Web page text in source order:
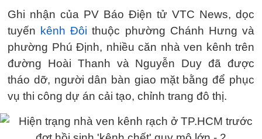
Ghi nhận của PV Báo Điện tử VTC News, dọc
tuyến kênh Đôi thuộc phường Chánh Hưng và
phường Phú Định, nhiều căn nhà ven kênh trên
đường Hoài Thanh và Nguyễn Duy đã được
tháo dỡ, người dân bàn giao mặt bằng để phục
vụ thi công dự án cải tạo, chỉnh trang đô thị.